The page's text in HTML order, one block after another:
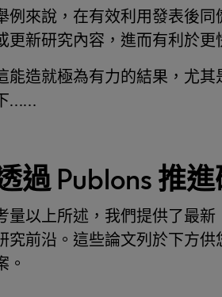
例來說，在有效利用發表後
更新研究內容，進而有利於
能造就極為有力的結果，尤
……
過Publons 推
量以上所述，我們提供了最
究前沿。這些論文列於下方供
。